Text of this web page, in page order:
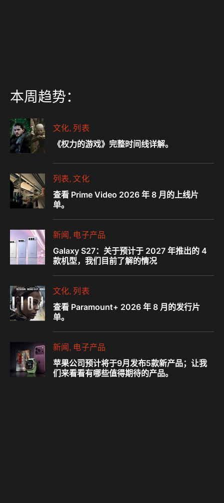
本周趋势：
文化 列表
《权力的游戏》完整时间线详解。
列表 文化
查看 Prime Video 2026 年 8 月的上线片
单。
新闻 电子产品
Galaxy S27：关于预计于 2027 年推出的 4
款机型，我们目前了解的情况
文化 列表
查看 Paramount+ 2026 年 8 月的发行片
单。
新闻 电子产品
苹果公司预计将于9月发布5款新产品；让我
们来看看有哪些值得期待的产品。